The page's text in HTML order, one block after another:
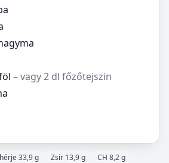
– vagy 2 dl főzőtejszin
33,9 g Zsír 13,9 g
CH 8,2 g